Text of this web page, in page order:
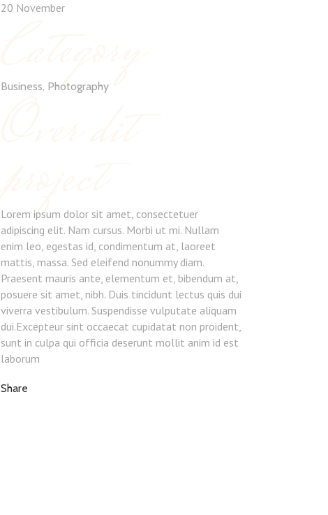
20 November
Business, Photography
Lorem ipsum dolor sit amet, consectetuer
adipiscing elit. Nam cursus. Morbi ut mi. Nullam
enim leo, egestas id, condimentum at, laoreet
mattis, massa. Sed eleifend nonummy diam.
Praesent mauris ante, elementum et, bibendum at,
posuere sit amet, nibh. Duis tincidunt lectus quis dui
viverra vestibulum. Suspendisse vulputate aliquam
dui.Excepteur sint occaecat cupidatat non proident,
sunt in culpa qui officia deserunt mollit anim id est
laborum
Share